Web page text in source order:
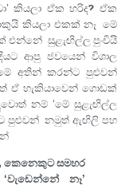
කියලා ඒක හරිද? ඒක
කියලා එකක් නෑ. මේ
සුළැඟිල්ල පුංචියි
ආපු ජවයෙන් විශාල
අතින් කරන්ට පුළුවන්
ඒ හැකියාවෙන් ගොඩක්
නම් ‘මේ සුළැඟිල්ල
පුළුවන්. නමුත් ඇඟිලි පහ
කෙනෙකුට සමහර
නෑ’